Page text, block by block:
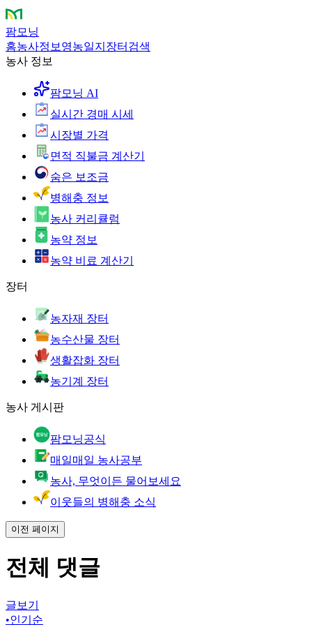
팜모닝
홈농사정보 영농일지 장터 검색
농사 정보
팜모닝 AI
실시간 경매 시세
시장별 가격
면적 직불금 계산기
숨은 보조금
병해충 정보
농사 커리큘럼
농약 정보
농약 비료 계산기
장터
농자재 장터
농수산물 장터
생활잡화 장터
농기계 장터
농사 게시판
팜모닝공식
매일매일 농사공부
농사, 무엇이든 물어보세요
이웃들의 병해충 소식
이전 페이지
전체 댓글
글보기
•인기순